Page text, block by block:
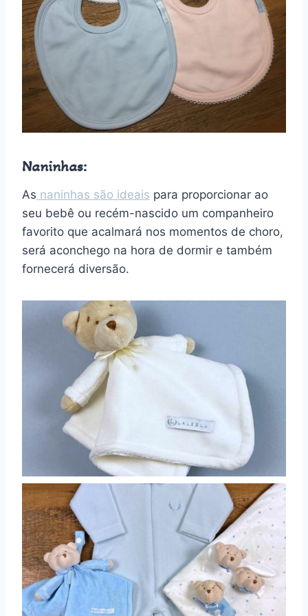
Naninhas:
As naninhas são ideais para proporcionar ao
seu bebê ou recém-nascido um companheiro
favorito que acalmará nos momentos de choro,
será aconchego na hora de dormir e também
fornecerá diversão.